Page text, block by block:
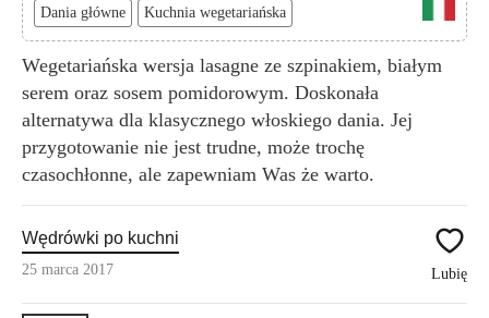
Dania główne
Kuchnia wegetariańska
Wegetariańska wersja lasagne ze szpinakiem, białym
serem oraz sosem pomidorowym. Doskonała
alternatywa dla klasycznego włoskiego dania. Jej
przygotowanie nie jest trudne, może trochę
czasochłonne, ale zapewniam Was że warto.
Wędrówki po kuchni
25 marca 2017 Lubię